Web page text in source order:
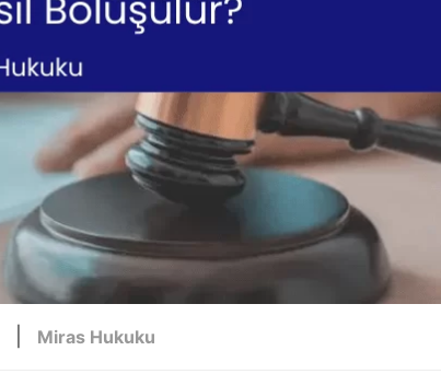
Miras Hukuku